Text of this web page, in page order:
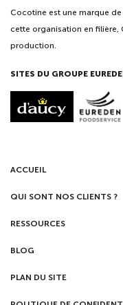
Cocotine est une marque
cette organisation en filière,
production.
SITES DU GROUPE
ACCUEIL
QUI SONT NOS CLIENTS ?
RESSOURCES
BLOG
PLAN DU SITE